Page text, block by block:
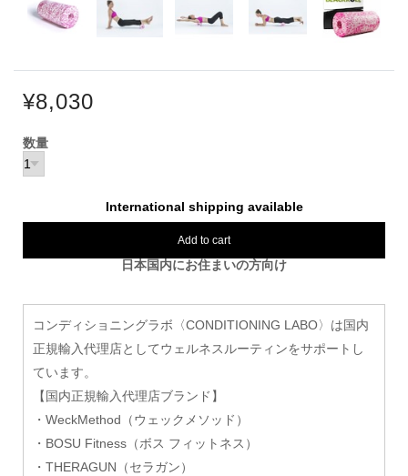
¥8,030
数量
International shipping available
Add to cart
日本国内にお住まいの方向け
コンディショニングラボ〈CONDITIONING LABO〉は国内
正規輸入代理店としてウェルネスルーティンをサポートし
ています。
【国内正規輸入代理店ブランド】
・WeckMethod（ウェックメソッド）
・BOSU Fitness（ボス フィットネス）
・THERAGUN（セラガン）